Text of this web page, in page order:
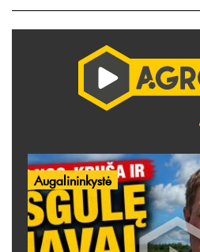
Augalininkystė